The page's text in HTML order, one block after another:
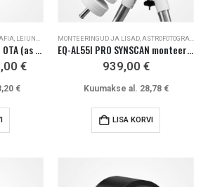
LEIUNURK / VARIOUS / SALE
Celestron EdgeHD 1100 OTA (as new)
€Current
€
MONTEERINGUD JA LISAD ASTROFOTOGRAAFIA
EQ-AL55I PRO SYNSCAN monteering kolmjalaga
939,00 €
Kuumakse al. 28,78 €
LISA KORVI